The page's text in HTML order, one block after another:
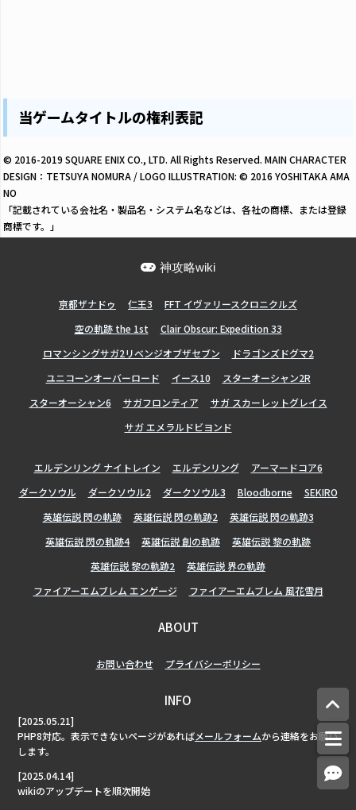
当ゲームタイトルの権利表記
© 2016-2019 SQUARE ENIX CO., LTD. All Rights Reserved. MAIN CHARACTER
DESIGN：TETSUYA NOMURA / LOGO ILLUSTRATION: © 2016 YOSHITAKA AMA
NO
「記載されている会社名・製品名・システム名などは、各社の商標、または登録
商標です。」
神攻略wiki
亰都ザナドゥ 仁王3
FFT イヴァリースクロニクルズ
空の軌跡 the 1st
Clair Obscur: Expedition 33
ロマンシングサガ2リベンジオブザセブン
ドラゴンズドグマ2
ユニコーンオーバーロード
イース10
スターオーシャン2R
スターオーシャン6
サガフロンティア
サガ スカーレットグレイス
サガ エメラルドビヨンド
エルデンリング ナイトレイン エルデンリング
アーマードコア6
ダークソウル
ダークソウル2 ダークソウル3 Bloodborne
SEKIRO
英雄伝説 閃の軌跡
英雄伝説 閃の軌跡2
英雄伝説 閃の軌跡3
英雄伝説 閃の軌跡4
英雄伝説 創の軌跡
英雄伝説 黎の軌跡
英雄伝説 黎の軌跡2
英雄伝説 界の軌跡
ファイアーエムブレム エンゲージ
ファイアーエムブレム 風花雪月
ABOUT
お問い合わせ プライバシーポリシー
INFO
[2025.05.21]
PHP8対応。表示できないページがあればメールフォームから連絡をお願い
します。
[2025.04.14]
wikiのアップデートを順次開始